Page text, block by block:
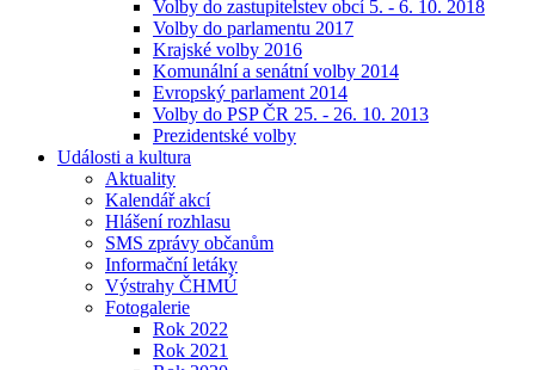
Volby do zastupitelstev obcí 5. - 6. 10. 2018
Volby do parlamentu 2017
Krajské volby 2016
Komunální a senátní volby 2014
Evropský parlament 2014
Volby do PSP ČR 25. - 26. 10. 2013
Prezidentské volby
Události a kultura
Aktuality
Kalendář akcí
Hlášení rozhlasu
SMS zprávy občanům
Informační letáky
Výstrahy ČHMÚ
Fotogalerie
Rok 2022
Rok 2021